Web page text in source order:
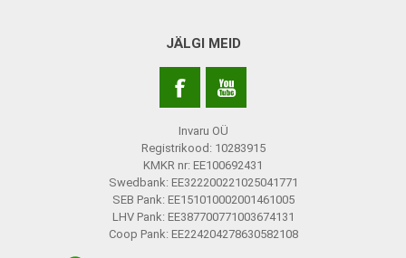
JÄLGI MEID
Invaru OÜ
Registrikood: 10283915
KMKR nr: EE100692431
Swedbank: EE322200221025041771
SEB Pank: EE151010002001461005
LHV Pank: EE387700771003674131
Coop Pank: EE224204278630582108